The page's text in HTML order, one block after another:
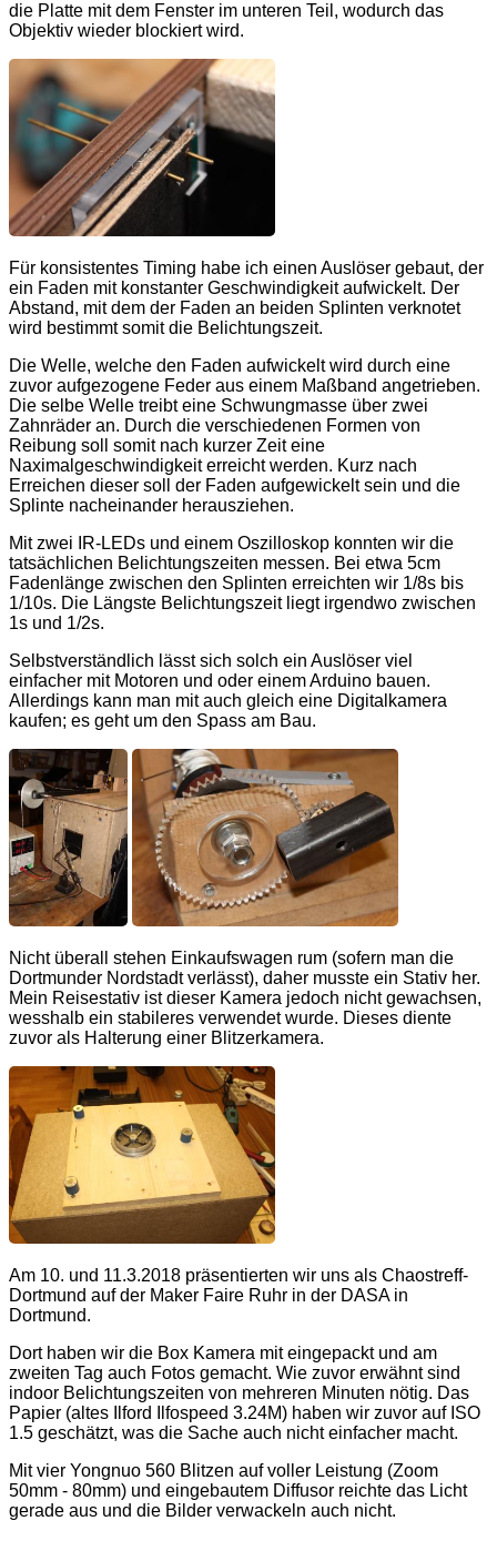
die Platte mit dem Fenster im unteren Teil, wodurch das
Objektiv wieder blockiert wird.
Für konsistentes Timing habe ich einen Auslöser gebaut, der
ein Faden mit konstanter Geschwindigkeit aufwickelt. Der
Abstand, mit dem der Faden an beiden Splinten verknotet
wird bestimmt somit die Belichtungszeit.
Die Welle, welche den Faden aufwickelt wird durch eine
zuvor aufgezogene Feder aus einem Maßband angetrieben.
Die selbe Welle treibt eine Schwungmasse über zwei
Zahnräder an. Durch die verschiedenen Formen von
Reibung soll somit nach kurzer Zeit eine
Naximalgeschwindigkeit erreicht werden. Kurz nach
Erreichen dieser soll der Faden aufgewickelt sein und die
Splinte nacheinander herausziehen.
Mit zwei IR-LEDs und einem Oszilloskop konnten wir die
tatsächlichen Belichtungszeiten messen. Bei etwa 5cm
Fadenlänge zwischen den Splinten erreichten wir 1/8s bis
1/10s. Die Längste Belichtungszeit liegt irgendwo zwischen
1s und 1/2s.
Selbstverständlich lässt sich solch ein Auslöser viel
einfacher mit Motoren und oder einem Arduino bauen.
Allerdings kann man mit auch gleich eine Digitalkamera
kaufen; es geht um den Spass am Bau.
Nicht überall stehen Einkaufswagen rum (sofern man die
Dortmunder Nordstadt verlässt), daher musste ein Stativ her.
Mein Reisestativ ist dieser Kamera jedoch nicht gewachsen,
wesshalb ein stabileres verwendet wurde. Dieses diente
zuvor als Halterung einer Blitzerkamera.
Am 10. und 11.3.2018 präsentierten wir uns als Chaostreff-
Dortmund auf der Maker Faire Ruhr in der DASA in
Dortmund.
Dort haben wir die Box Kamera mit eingepackt und am
zweiten Tag auch Fotos gemacht. Wie zuvor erwähnt sind
indoor Belichtungszeiten von mehreren Minuten nötig. Das
Papier (altes Ilford Ilfospeed 3.24M) haben wir zuvor auf ISO
1.5 geschätzt, was die Sache auch nicht einfacher macht.
Mit vier Yongnuo 560 Blitzen auf voller Leistung (Zoom
50mm - 80mm) und eingebautem Diffusor reichte das Licht
gerade aus und die Bilder verwackeln auch nicht.